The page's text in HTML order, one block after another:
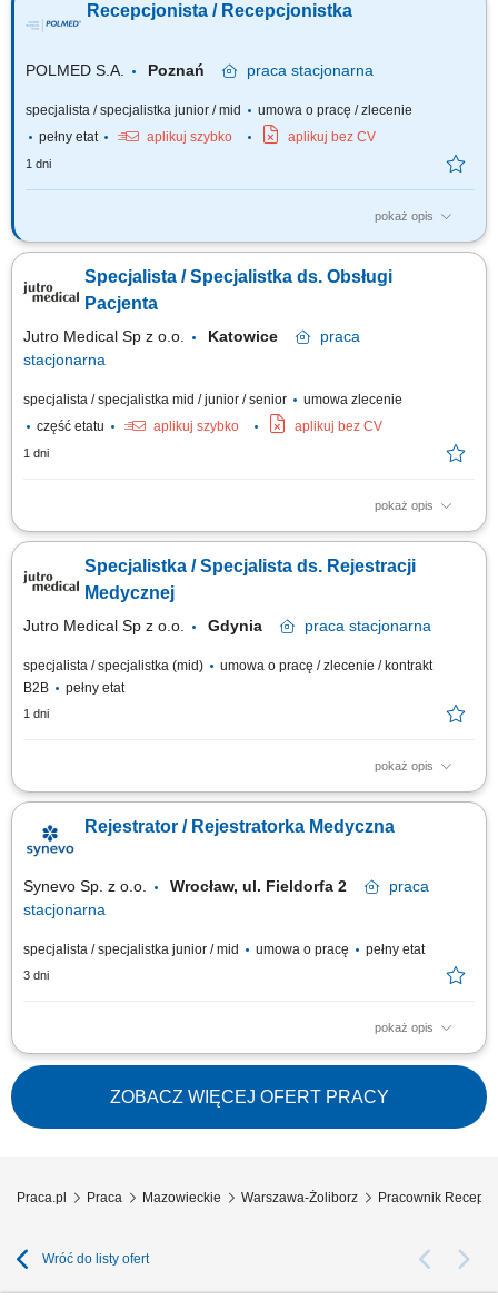
Sprawowanie bezpośredniego nadzoru nad bezbłędnym przepływem
pism oraz rekordów medycznych. Prowadzenie i systematyczna
Recepcjonista / Recepcjonistka
POLMED S.A. Poznań praca stacjonarna
specjalista / specjalistka junior / mid
umowa o pracę / zlecenie
pełny etat
aplikuj szybko aplikuj bez CV
1 dni
pokaż opis
Twoim zadaniem będzie: pomoc recepcji zgodnie z przyjętymi
zaangażowanie w wykonywaną pracę; Umiejętność pracy zespołowej,
empatia, odporność na stres, elastyczność, samodzielność. Miłe
Specjalista / Specjalistka ds. Obsługi
Pacjenta
Jutro Medical Sp z o.o. Katowice
praca
stacjonarna
specjalista / specjalistka mid / junior / senior
umowa zlecenie
część etatu
aplikuj szybko aplikuj bez CV
1 dni
pokaż opis
Opis stanowiska kompleksowa obsługa Pacjentów korzystających z usług
przyjmowanie deklaracji, dokumentacji medycznej oraz wymaganych
upoważnień; pomoc Pacjentom w korzystaniu z aplikacji oraz
Specjalistka / Specjalista ds. Rejestracji
Medycznej
Jutro Medical Sp z o.o. Gdynia praca stacjonarna
specjalista / specjalistka (mid)
umowa o pracę / zlecenie / kontrakt
B2B
pełny etat
1 dni
pokaż opis
Opis stanowiska: kompleksowa obsługa pacjentów w rejestracji –
rejestracji oraz układanie grafików, dbanie o sprawny przebieg pracy
recepcji i wysoką jakość obsługi pacjentów, współpraca z kierownictwem
Rejestrator / Rejestratorka Medyczna
Synevo Sp. z o.o. Wrocław, ul. Fieldorfa 2
praca
stacjonarna
specjalista / specjalistka junior / mid umowa o pracę pełny etat
3 dni
pokaż opis
Opis stanowiska Prowadzenie dokumentacji medycznej, zgodnie ze
standardami laboratorium; Nadzór nad właściwym obiegiem dokumentów
przychodzących i wychodzących; Zapewnienie prawidłowego obiegu
dokumentacji medycznej wewnątrz laboratorium; Ewidencjonowanie
wyników badań.
ZOBACZ WIĘCEJ OFERT PRACY
Praca.pl Praca Mazowieckie Warszawa-Żoliborz Pracownik
Wróć do listy ofert